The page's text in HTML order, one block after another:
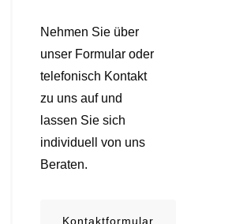
Nehmen Sie über
unser Formular oder
telefonisch Kontakt
zu uns auf und
lassen Sie sich
individuell von uns
Beraten.
Kontaktformular